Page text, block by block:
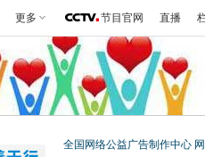
更多 节目官网 直播
全国网络公益广告制作中心